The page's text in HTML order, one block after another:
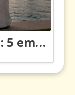
Resiliencia migrante: 5 emociones y cómo gestionarlas